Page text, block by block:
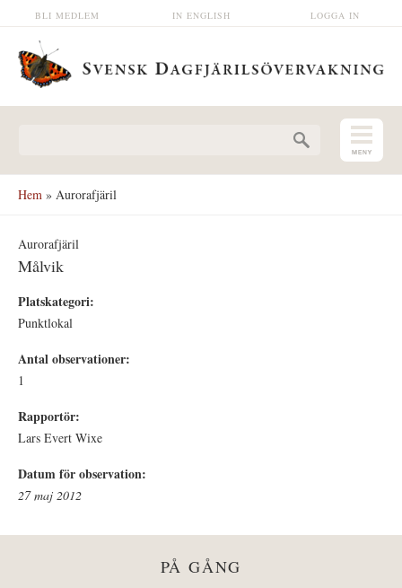
Hoppa till huvudinnehåll LOGGA IN
IN ENGLISH
BLI MEDLEM
Hem » Aurorafjäril
Aurorafjäril
Målvik
Platskategori:
Punktlokal
Antal observationer:
1
Rapportör:
Lars Evert Wixe
Datum för observation:
27 maj 2012
PÅ GÅNG